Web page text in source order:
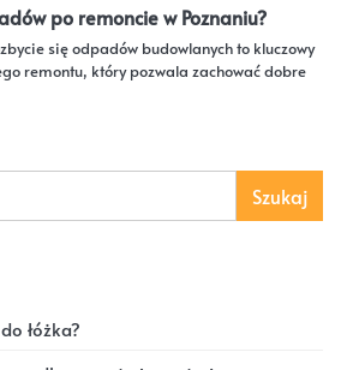
po remoncie w Poznaniu?
się odpadów budowlanych to kluczowy
remontu, który pozwala zachować dobre
Szukaj
łóżka?